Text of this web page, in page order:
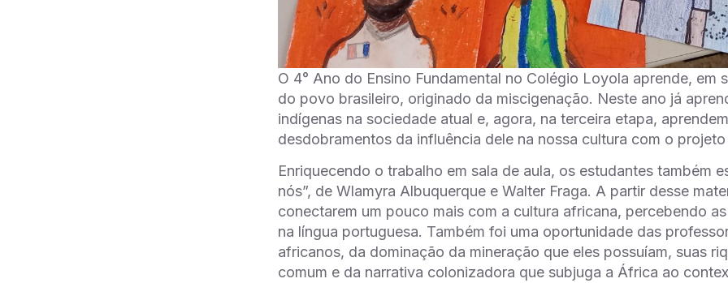
O 4° Ano do Ensino Fundamental no Colégio Loyola aprende, em
do povo brasileiro, originado da miscigenação. Neste ano já
indígenas na sociedade atual e, agora, na terceira etapa,
desdobramentos da influência dele na nossa cultura com o projeto
Enriquecendo o trabalho em sala de aula, os estudantes também
nós”, de Wlamyra Albuquerque e Walter Fraga. A partir desse
conectarem um pouco mais com a cultura africana, percebendo
na língua portuguesa. Também foi uma oportunidade das
africanos, da dominação da mineração que eles possuíam, suas
comum e da narrativa colonizadora que subjuga a África ao